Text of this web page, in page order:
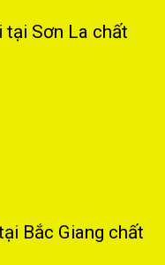
tại Sơn La chất
Bắc Giang chất